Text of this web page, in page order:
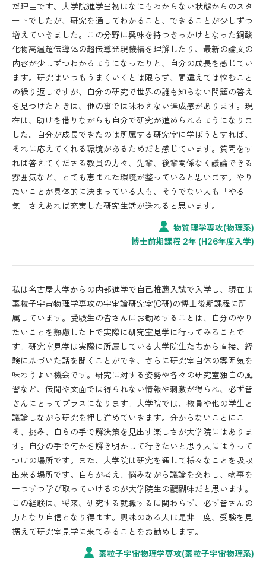
入試説明会
自己推薦入学試験
一般選抜試験
入試データ
大学院生からのアドバイス
後期課程学生募集
教員公募
教員公募
在学生 の方へ
だ理由です。大学院進学当初はなにもわからない状態からのスタ
ートでしたが、研究を通してわかること、できることが少しずつ
増えていきました。この分野に興味を持つきっかけとなった銅酸
化物高温超伝導体の超伝導発現機構を理解したり、最新の論文の
内容が少しずつわかるようになったりと、自分の成長を感じてい
ます。研究はいつもうまくいくとは限らず、間違えては悩むこと
の繰り返しですが、自分の研究で世界の誰も知らない問題の答え
を見つけたときは、他の事では味わえない達成感があります。現
在は、助けを借りながらも自分で研究が進められるようになりま
した。自分が成長できたのは所属する研究室に学ぼうとすれば、
それに応えてくれる環境があるためだと感じています。質問をす
れば答えてくださる教員の方々、先輩、後輩関係なく議論できる
雰囲気など、とても恵まれた環境が整っていると思います。やり
たいことが具体的に決まっている人も、そうでない人も「やる
気」さえあれば充実した研究生活が送れると思います。
物質理学専攻(物理系)
博士前期課程 2年 (H26年度入学)
私は名古屋大学からの内部進学で自己推薦入試で入学し、現在は
素粒子宇宙物理学専攻の宇宙論研究室(C研)の博士後期課程に所
属しています。受験生の皆さんにお勧めすることは、自分のやり
たいことを熟慮した上で実際に研究室見学に行ってみることで
す。研究室見学は実際に所属している大学院生たちから直接、経
験に基づいた話を聞くことができ、さらに研究室自体の雰囲気を
味わうよい機会です。研究に対する姿勢や各々の研究室独自の風
習など、伝聞や文面では得られない情報や刺激が得られ、必ず皆
さんにとってプラスになります。大学院では、教員や他の学生と
議論しながら研究を押し進めていきます。分からないことにこ
そ、挑み、自らの手で解決策を見出す楽しさが大学院にはありま
す。自分の手で何かを解き明かして行きたいと思う人にはうって
つけの場所です。また、大学院は研究を通して様々なことを吸収
出来る場所です。自らが考え、悩みながら議論を交わし、物事を
一つずつ学び取っていけるのが大学院生の醍醐味だと思います。
この経験は、将来、研究する就職するに関わらず、必ず皆さんの
力となり自信となり得ます。興味のある人は是非一度、受験を見
据えて研究室見学に来てみることをお勧めします。
素粒子宇宙物理学専攻(素粒子宇宙物理系)